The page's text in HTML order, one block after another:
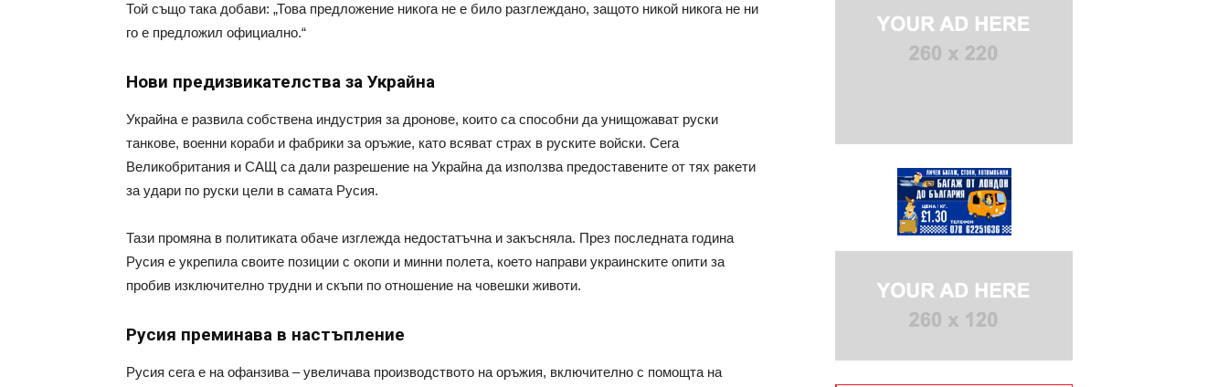
Той също така добави: „Това предложение никога не е било разглеждано, защото никой никога не ни
го е предложил официално.“
Нови предизвикателства за Украйна
Украйна е развила собствена индустрия за дронове, които са способни да унищожават руски
танкове, военни кораби и фабрики за оръжие, като всяват страх в руските войски. Сега
Великобритания и САЩ са дали разрешение на Украйна да използва предоставените от тях ракети
за удари по руски цели в самата Русия.
Тази промяна в политиката обаче изглежда недостатъчна и закъсняла. През последната година
Русия е укрепила своите позиции с окопи и минни полета, което направи украинските опити за
пробив изключително трудни и скъпи по отношение на човешки животи.
Русия преминава в настъпление
Русия сега е на офанзива – увеличава производството на оръжия, включително с помощта на